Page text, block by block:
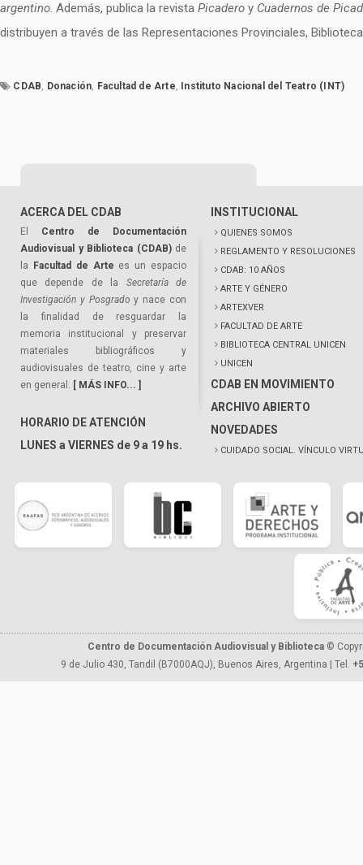
argentino. Además, publica la revista Picadero y Cuadernos de
distribuyen a través de las Representaciones Provinciales,
CDAB, Donación, Facultad de Arte, Instituto Nacional del Teatro (INT)
ACERCA DEL CDAB
El Centro de Documentación
Audiovisual y Biblioteca (CDAB)de
la
Facultad de Arte es un espacio
que depende de la Secretaría de
Investigación y Posgrado y nace con
la finalidad de resguardar la
memoria institucional y preservar
materiales bibliográficos y
audiovisuales de teatro, cine y arte
en general. [ MÁS INFO... ]
HORARIO DE ATENCIÓN
LUNES a VIERNES de 9 a 19 hs.
INSTITUCIONAL
QUIENES SOMOS
REGLAMENTO Y RESOLUCIONES
CDAB: 10 AÑOS
ARTE Y GÉNERO
ARTEXVER
FACULTAD DE ARTE
BIBLIOTECA CENTRAL UNICEN
UNICEN
CDAB EN MOVIMIENTO
ARCHIVO ABIERTO
NOVEDADES
CUIDADO SOCIAL. VÍNCULO
Centro de Documentación Audiovisual y Biblioteca ©
9 de Julio 430, Tandil (B7000AQJ), Buenos Aires, Argentina | Tel.